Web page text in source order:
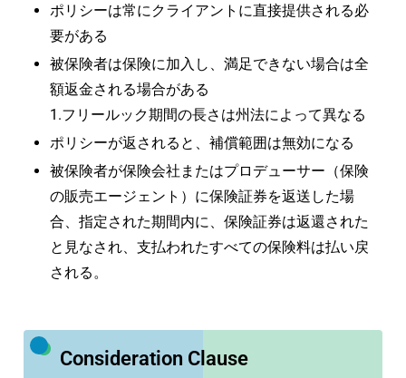
ポリシーは常にクライアントに直接提供される必
要がある
被保険者は保険に加入し、満足できない場合は全
額返金される場合がある
1.フリールック期間の長さは州法によって異なる
ポリシーが返されると、補償範囲は無効になる
被保険者が保険会社またはプロデューサー（保険
の販売エージェント）に保険証券を返送した場
合、指定された期間内に、保険証券は返還された
と見なされ、支払われたすべての保険料は払い戻
される。
Consideration Clause